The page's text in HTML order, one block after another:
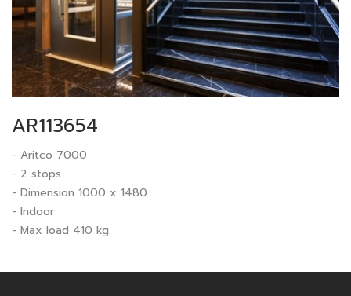
AR113654
- Aritco 7000
- 2 stops.
- Dimension 1000 x 1480
- Indoor
- Max load 410 kg.